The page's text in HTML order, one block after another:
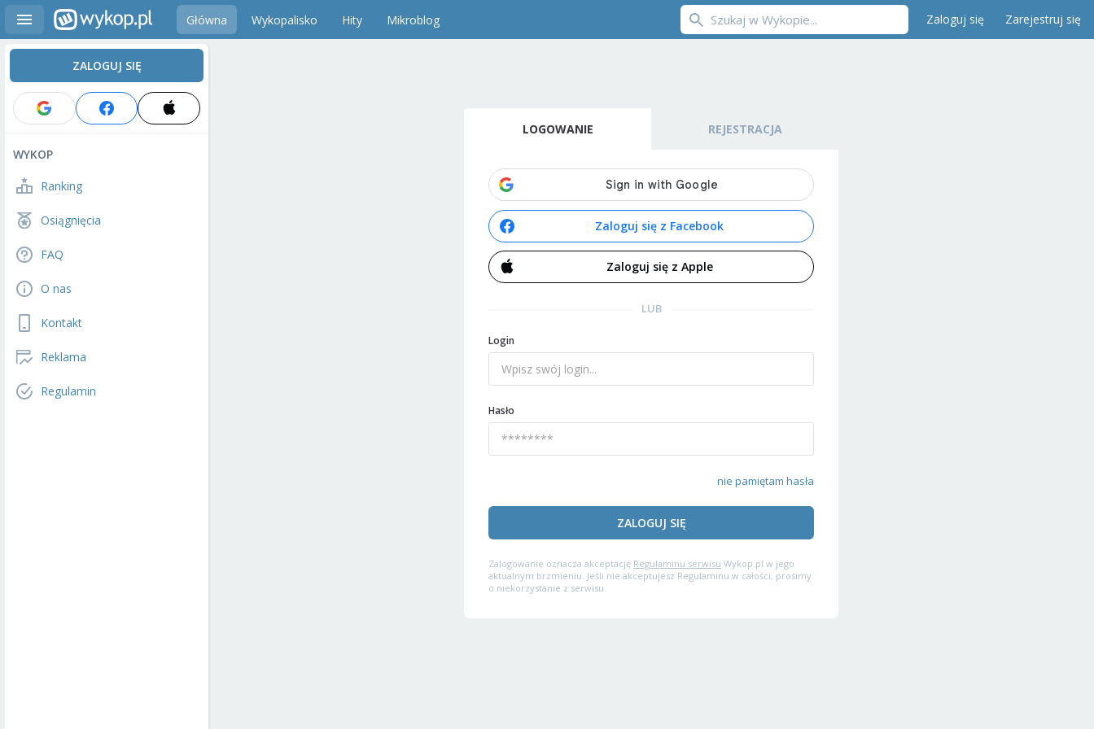
Główna Wykopalisko Hity Mikroblog Zaloguj się Zarejestruj się
ZALOGUJ SIĘ
WYKOP
Ranking
Osiągnięcia
FAQ
O nas
Kontakt
Reklama
Regulamin
LOGOWANIE REJESTRACJA
Zaloguj się z Facebook
Zaloguj się z Apple
LUB
Login
Hasło
nie pamiętam hasła
ZALOGUJ SIĘ
Zalogowanie oznacza akceptację Regulaminu serwisu Wykop.pl w jego
aktualnym brzmieniu. Jeśli nie akceptujesz Regulaminu w całości, prosimy
o niekorzystanie z serwisu.